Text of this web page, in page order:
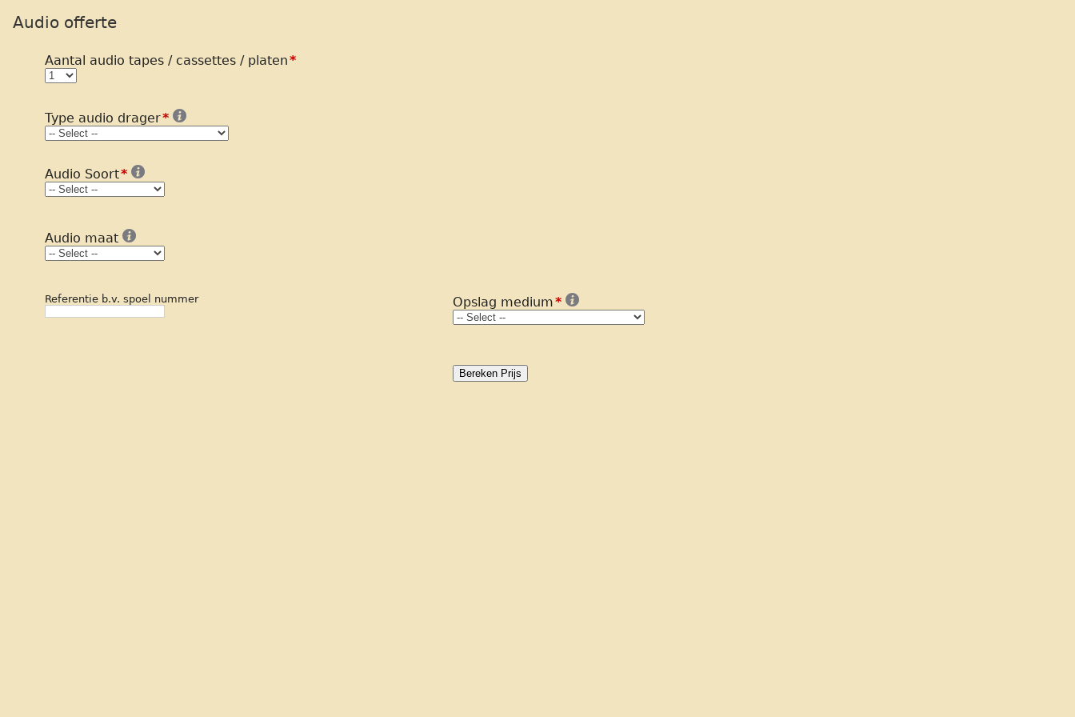
Audio offerte
Aantal audio tapes / cassettes / platen*
Type audio drager*
Audio Soort*
Audio maat
Referentie b.v. spoel nummer Opslag medium*